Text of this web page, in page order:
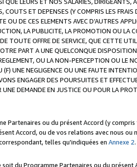
ET DEPENSES (Y COMPRIS LES
OU DE CES ELEMENTS AVEC D’AUTRES
LA PUBLICITE, LA PROMOTION OU LA
TOUTE OFFRE DE SERVICE, QUE CETTE
PART A UNE QUELCONQUE
OU LA NON-PERCEPTION OU LE
(F) UNE NEGLIGENCE OU UNE FAUTE
ENGAGER DES POURSUITES ET
DEMANDE EN JUSTICE OU POUR LA
Partenaires ou du présent Accord (y
Accord, ou de vos relations avec nous ou
telles qu'indiquées en Annexe 2.
du Programme Partenaires ou du